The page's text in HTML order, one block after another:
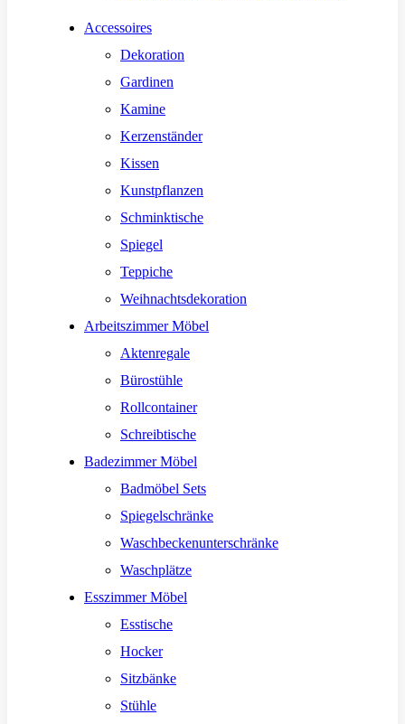
Accessoires
Dekoration
Gardinen
Kamine
Kerzenständer
Kissen
Kunstpflanzen
Schminktische
Spiegel
Teppiche
Weihnachtsdekoration
Arbeitszimmer Möbel
Aktenregale
Bürostühle
Rollcontainer
Schreibtische
Badezimmer Möbel
Badmöbel Sets
Spiegelschränke
Waschbeckenunterschränke
Waschplätze
Esszimmer Möbel
Esstische
Hocker
Sitzbänke
Stühle